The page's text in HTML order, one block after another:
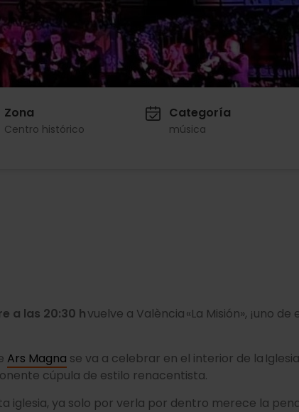
Zona
Centro histórico
Categoría
música
a las 20:30 hvuelve a València «La Misión», ¡uno
Ars Magna se va a celebrar en el interior de la
cúpula de estilo renacentista.
iglesia, ya solo por verla por dentro merece la